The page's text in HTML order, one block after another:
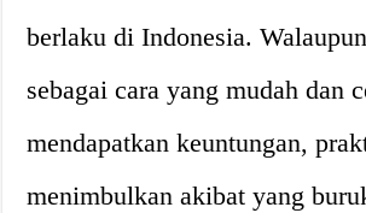
berlaku di Indonesia.
sebagai cara yang mudah dan
mendapatkan keuntungan,
menimbulkan akibat yang